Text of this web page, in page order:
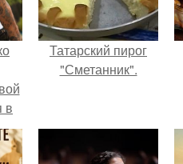
в
Татарский пирог
"Сметанник".